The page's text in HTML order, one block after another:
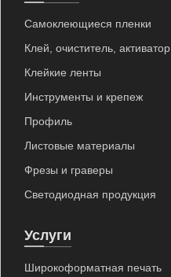
Самоклеющиеся пленки
Клей, очиститель, активатор
Клейкие ленты
Инструменты и крепеж
Профиль
Листовые материалы
Фрезы и граверы
Светодиодная продукция
Услуги
Широкоформатная печать